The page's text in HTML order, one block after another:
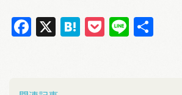
F
b
X
H P
Li
投稿ナビゲーション